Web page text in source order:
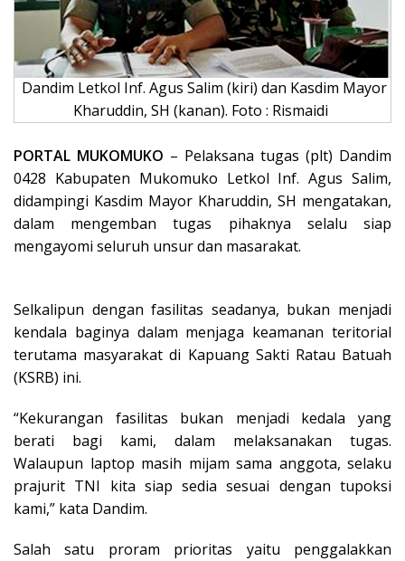
Dandim Letkol Inf. Agus Salim (kiri) dan Kasdim Mayor
Kharuddin, SH (kanan). Foto : Rismaidi
PORTAL MUKOMUKO – Pelaksana tugas (plt) Dandim
0428 Kabupaten Mukomuko Letkol Inf. Agus Salim,
didampingi Kasdim Mayor Kharuddin, SH mengatakan,
dalam mengemban tugas pihaknya selalu siap
mengayomi seluruh unsur dan masarakat.
Selkalipun dengan fasilitas seadanya, bukan menjadi
kendala baginya dalam menjaga keamanan teritorial
terutama masyarakat di Kapuang Sakti Ratau Batuah
(KSRB) ini.
“Kekurangan fasilitas bukan menjadi kedala yang
berati bagi kami, dalam melaksanakan tugas.
Walaupun laptop masih mijam sama anggota, selaku
prajurit TNI kita siap sedia sesuai dengan tupoksi
kami,” kata Dandim.
Salah satu proram prioritas yaitu penggalakkan